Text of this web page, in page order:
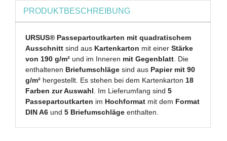
PRODUKTBESCHREIBUNG
URSUS® Passepartoutkarten mit quadratischem
Ausschnitt sind aus Kartenkarton mit einerStärke
von 190 g/m² und im Inneren mit Gegenblatt . Die
enthaltenen Briefumschläge sind aus Papier mit 90
g/m² hergestellt. Es stehen bei dem Kartenkarton 18
Farben zur Auswahl . Im Lieferumfang sind5
Passepartoutkarten im Hochformat mit dem Format
DIN A6 und5 Briefumschläge enthalten.